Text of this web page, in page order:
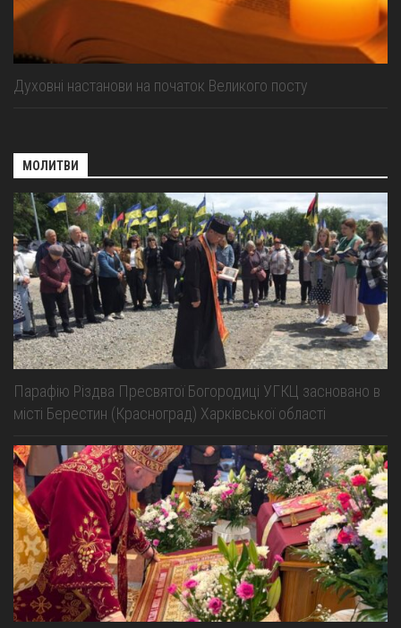
Духовні настанови на початок Великого посту
МОЛИТВИ
Парафію Різдва Пресвятої Богородиці УГКЦ засновано в
місті Берестин (Красноград) Харківської області